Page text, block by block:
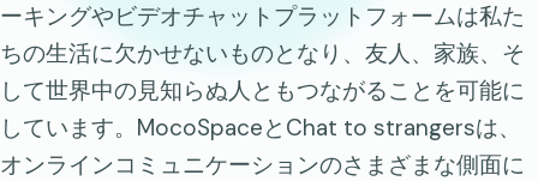
ーキングやビデオチャットプラットフォームは私た
ちの生活に欠かせないものとなり、友人、家族、そ
して世界中の見知らぬ人ともつながることを可能に
しています。MocoSpaceとChat to strangersは、
オンラインコミュニケーションのさまざまな側面に